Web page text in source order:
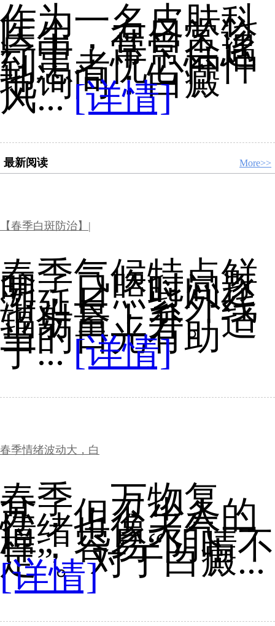
作为一名皮肤科
医生，在日常诊
疗中，常常会遇
到患者忧心忡忡
地询问：白癜
风...[详情]
最新阅读 More>>
【春季白斑防治】|
春季气候特点鲜
明，日照时间逐
渐延长，紫外线
辐射量上升。适
当的日光有助
于...[详情]
春季情绪波动大，白
春季，万物复
苏，但不少人的
情绪也像天气一
样，容易“阴晴不
定”。对于白癜...
[详情]